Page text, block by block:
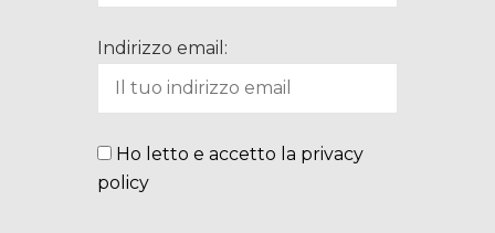
Indirizzo email:
Ho letto e accetto la privacy
policy